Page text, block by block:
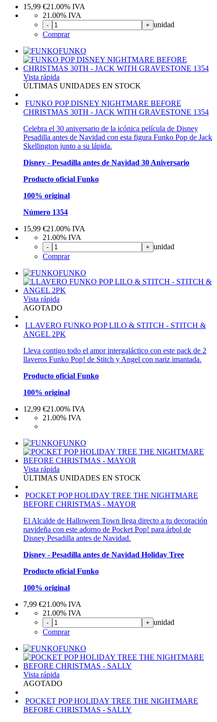
15,99 €21.00% IVA
21.00% IVA
- + unidad
Comprar
FUNKO
Vista rápida
ÚLTIMAS UNIDADES EN STOCK
FUNKO POP DISNEY NIGHTMARE BEFORE
CHRISTMAS 30TH - JACK WITH GRAVESTONE 1354
Celebra el 30 aniversario de la icónica película de Disney
Pesadilla antes de Navidad con esta figura Funko Pop de Jack
Skellington junto a su lápida.
Disney - Pesadilla antes de Navidad 30 Aniversario
Producto oficial Funko
100% original
Número 1354
15,99 €21.00% IVA
21.00% IVA
- + unidad
Comprar
FUNKO
Vista rápida
AGOTADO
LLAVERO FUNKO POP LILO & STITCH - STITCH &
ANGEL 2PK
Lleva contigo todo el amor intergaláctico con este pack de 2
llaveros Funko Pop! de Stitch y Angel con nariz imantada.
Producto oficial Funko
100% original
12,99 €21.00% IVA
21.00% IVA
FUNKO
Vista rápida
ÚLTIMAS UNIDADES EN STOCK
POCKET POP HOLIDAY TREE THE NIGHTMARE
BEFORE CHRISTMAS - MAYOR
El Alcalde de Halloween Town llega directo a tu decoración
navideña con este adorno de Pocket Pop! para árbol de
Disney Pesadilla antes de Navidad.
Disney - Pesadilla antes de Navidad Holiday Tree
Producto oficial Funko
100% original
7,99 €21.00% IVA
21.00% IVA
- + unidad
Comprar
FUNKO
Vista rápida
AGOTADO
POCKET POP HOLIDAY TREE THE NIGHTMARE
BEFORE CHRISTMAS - SALLY